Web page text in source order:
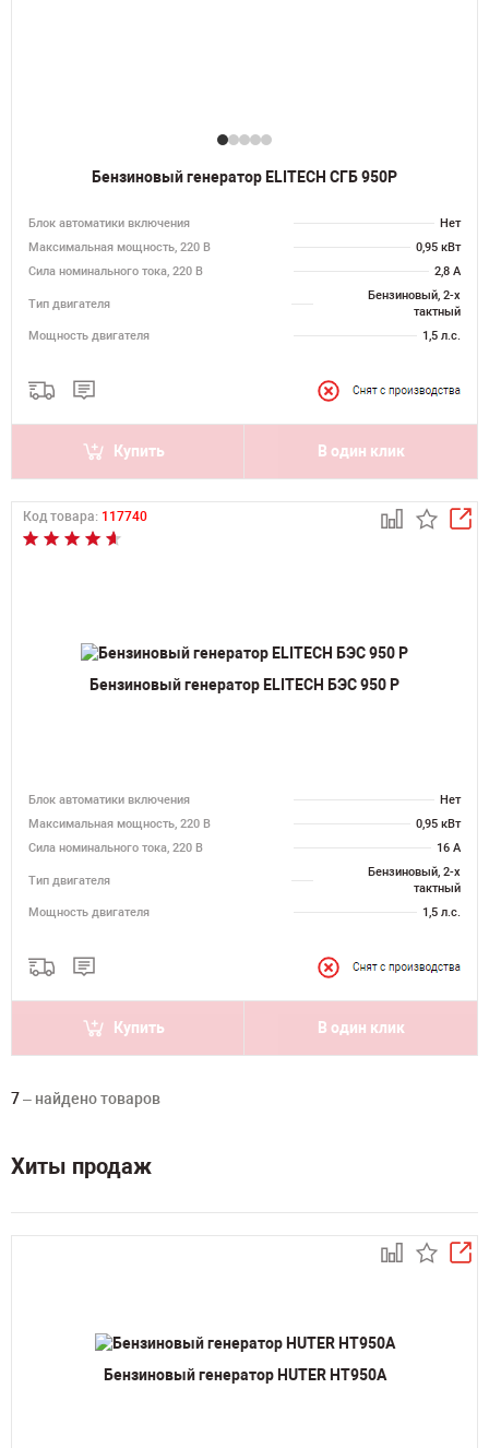
Бензиновый генератор ELITECH СГБ 950Р
Блок автоматики включения
Нет
Максимальная мощность, 220 В
0,95 кВт
Сила номинального тока, 220 В
2,8 А
Тип двигателя
Бензиновый, 2-х
тактный
Мощность двигателя
1,5 л.с.
Купить В один клик
Код товара: 117740
Бензиновый генератор ELITECH БЭС 950 Р
Блок автоматики включения
Нет
Максимальная мощность, 220 В
0,95 кВт
Сила номинального тока, 220 В
16 А
Тип двигателя
Бензиновый, 2-х
тактный
Мощность двигателя
1,5 л.с.
Купить В один клик
7– найдено товаров
Хиты продаж
Бензиновый генератор HUTER HT950A